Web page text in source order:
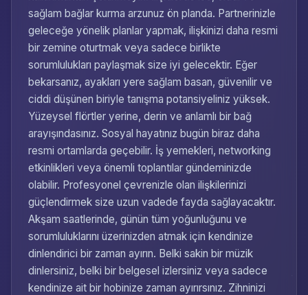
sağlam bağlar kurma arzunuz ön planda. Partnerinizle
geleceğe yönelik planlar yapmak, ilişkinizi daha resmi
bir zemine oturtmak veya sadece birlikte
sorumlulukları paylaşmak size iyi gelecektir. Eğer
bekarsanız, ayakları yere sağlam basan, güvenilir ve
ciddi düşünen biriyle tanışma potansiyeliniz yüksek.
Yüzeysel flörtler yerine, derin ve anlamlı bir bağ
arayışındasınız. Sosyal hayatınız bugün biraz daha
resmi ortamlarda geçebilir. İş yemekleri, networking
etkinlikleri veya önemli toplantılar gündeminizde
olabilir. Profesyonel çevrenizle olan ilişkilerinizi
güçlendirmek size uzun vadede fayda sağlayacaktır.
Akşam saatlerinde, günün tüm yoğunluğunu ve
sorumluluklarını üzerinizden atmak için kendinize
dinlendirici bir zaman ayırın. Belki sakin bir müzik
dinlersiniz, belki bir belgesel izlersiniz veya sadece
kendinize ait bir hobinize zaman ayırırsınız. Zihninizi